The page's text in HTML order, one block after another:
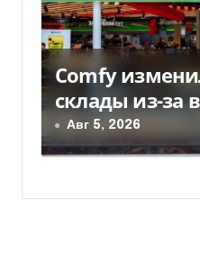
Comfy
склады из-за
рисков
Авг 5, 2026